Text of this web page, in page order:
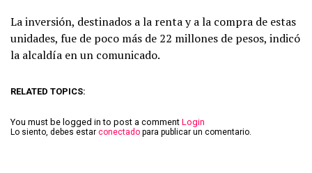
La inversión, destinados a la renta y a la compra de estas
unidades, fue de poco más de 22 millones de pesos, indicó
la alcaldía en un comunicado.
RELATED TOPICS:
You must be logged in to post a comment Login
Lo siento, debes estar conectado para publicar un comentario.